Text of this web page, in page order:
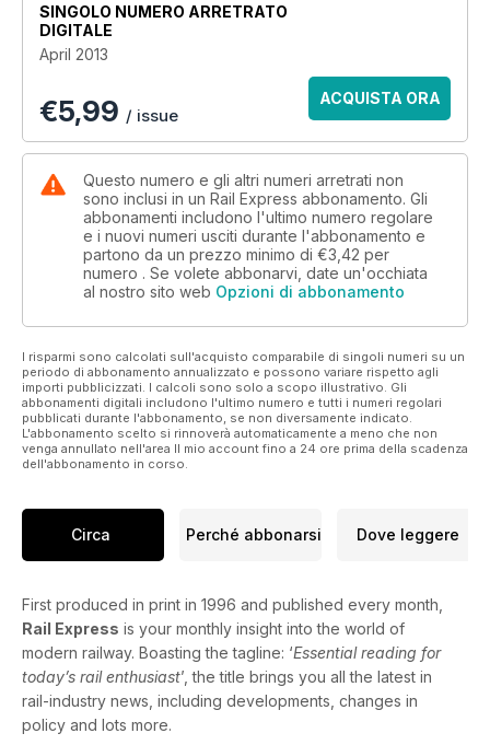
SINGOLO NUMERO ARRETRATO
DIGITALE
April 2013
€5,99 / issue
ACQUISTA ORA
Questo numero e gli altri numeri arretrati non
sono inclusi in un Rail Express abbonamento. Gli
abbonamenti includono l'ultimo numero regolare
e i nuovi numeri usciti durante l'abbonamento e
partono da un prezzo minimo di €3,42 per
numero . Se volete abbonarvi, date un'occhiata
al nostro sito web Opzioni di abbonamento
I risparmi sono calcolati sull'acquisto comparabile di singoli numeri su un
periodo di abbonamento annualizzato e possono variare rispetto agli
importi pubblicizzati. I calcoli sono solo a scopo illustrativo. Gli
abbonamenti digitali includono l'ultimo numero e tutti i numeri regolari
pubblicati durante l'abbonamento, se non diversamente indicato.
L'abbonamento scelto si rinnoverà automaticamente a meno che non
venga annullato nell'area Il mio account fino a 24 ore prima della scadenza
dell'abbonamento in corso.
Circa Perché abbonarsi Dove leggere
First produced in print in 1996 and published every month,
Rail Express is your monthly insight into the world of
modern railway. Boasting the tagline: ‘Essential reading for
today’s rail enthusiast’, the title brings you all the latest in
rail-industry news, including developments, changes in
policy and lots more.